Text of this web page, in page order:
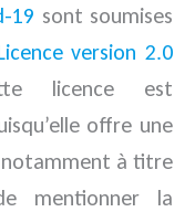
19 sont soumises
version 2.0
licence est
offre une
à titre
mentionner la